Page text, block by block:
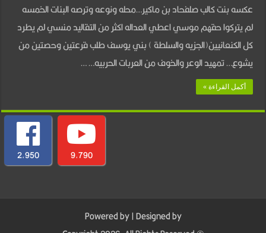
عكسه بنت كالب صلفحاد بن ماكير…محله ونوعه وترصه البنات الخمسه
لم يتركوا حقهم موسي اعطي العداله اكثر من التقاليد منسي لم يطرد
كل الكنعانيين(الجزيه والسلطة ) بني يوسف طلب قرعتين وحصتين من
يشوع… تمهيد الوعر والخوف من العربات الحربيه… …
أكمل القراءة »
2,950 9,790
Powered by| Designed by